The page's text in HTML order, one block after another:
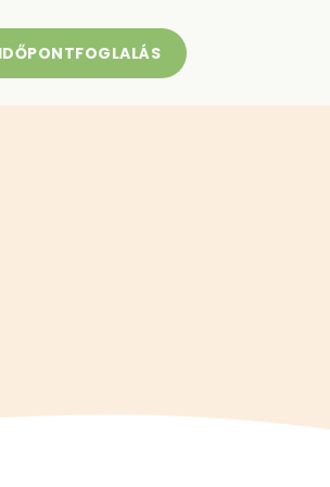
IDŐPONTFOGLALÁS